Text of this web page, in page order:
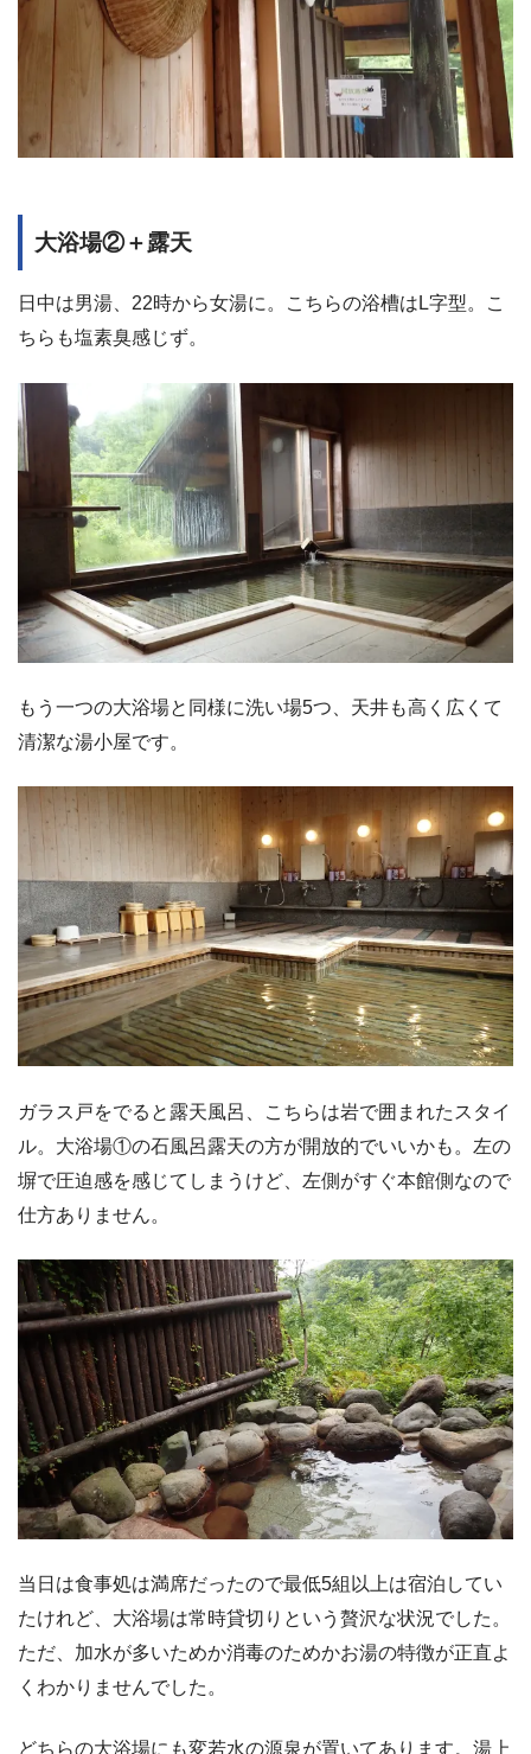
大浴場②＋露天
日中は男湯、22時から女湯に。こちらの浴槽はL字型。こ
ちらも塩素臭感じず。
もう一つの大浴場と同様に洗い場5つ、天井も高く広くて
清潔な湯小屋です。
ガラス戸をでると露天風呂、こちらは岩で囲まれたスタイ
ル。大浴場①の石風呂露天の方が開放的でいいかも。左の
塀で圧迫感を感じてしまうけど、左側がすぐ本館側なので
仕方ありません。
当日は食事処は満席だったので最低5組以上は宿泊してい
たけれど、大浴場は常時貸切りという贅沢な状況でした。
ただ、加水が多いためか消毒のためかお湯の特徴が正直よ
くわかりませんでした。
どちらの大浴場にも変若水の源泉が置いてあります。湯上